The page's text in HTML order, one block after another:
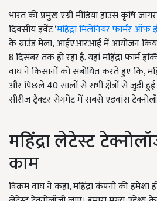
भारत की प्रमुख एग्री मीडिया हाउस कृषि
दिवसीय इवेंट ‘महिंद्रा मिलेनियर फार्मर ऑफ
के ग्राउंड मेला, आईएआरआई में आयोजन किया
8 दिसंबर तक हो रहा है. यहां महिंद्रा फार्म
वाघ ने किसानों को संबोधित करते हुए कि,
और पिछले 40 सालों से सभी क्षेत्रों से जुड़ी
सीरीज ट्रैक्टर सेगमेंट में सबसे एडवांस
महिंद्रा लेटेस्ट
काम
विक्रम वाघ ने कहा, महिंद्रा कंपनी की हमेशा